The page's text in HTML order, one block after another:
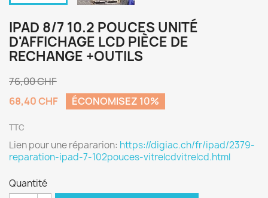
IPAD 8/7 10.2 POUCES UNITÉ
D'AFFICHAGE LCD PIÈCE DE
RECHANGE +OUTILS
76,00 CHF
68,40 CHF
ÉCONOMISEZ 10%
TTC
Lien pour une répararion: https://digiac.ch/fr/ipad/2379-
reparation-ipad-7-102pouces-vitrelcdvitrelcd.html
Quantité